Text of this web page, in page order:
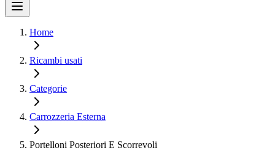
Home
Ricambi usati
Categorie
Carrozzeria Esterna
Portelloni Posteriori E Scorrevoli